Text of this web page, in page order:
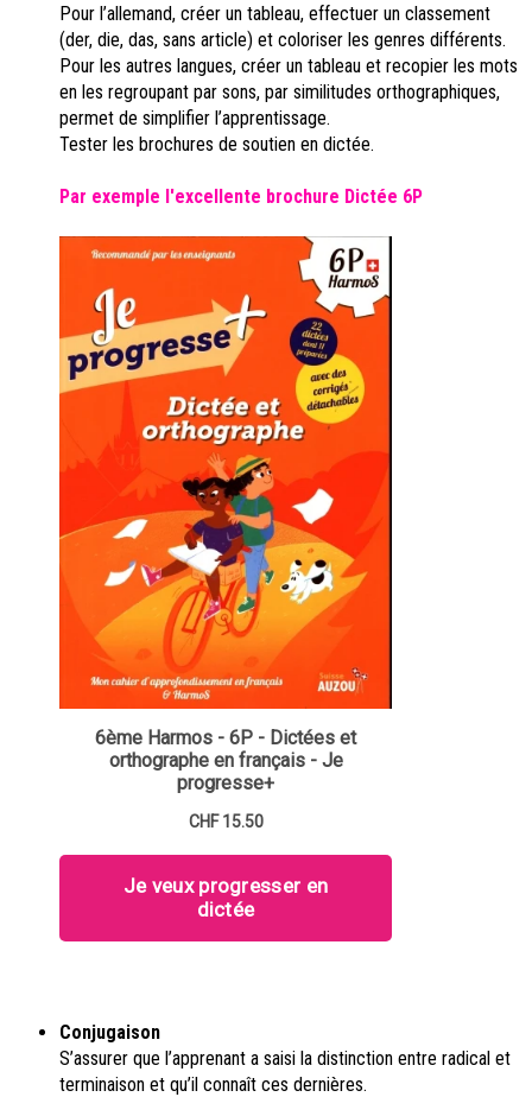
Pour l’allemand, créer un tableau, effectuer un classement
(der, die, das, sans article) et coloriser les genres différents.
Pour les autres langues, créer un tableau et recopier les mots
en les regroupant par sons, par similitudes orthographiques,
permet de simplifier l’apprentissage.
Tester les brochures de soutien en dictée.
Par exemple l'excellente brochure Dictée 6P
Conjugaison
S’assurer que l’apprenant a saisi la distinction entre radical et
terminaison et qu’il connaît ces dernières.